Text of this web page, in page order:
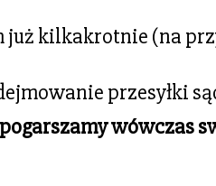
już kilkakrotnie (na
przesyłki
wówczas